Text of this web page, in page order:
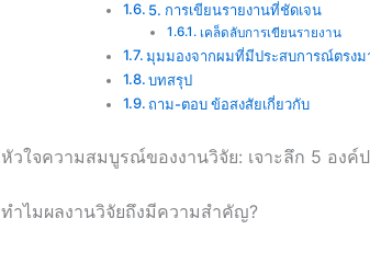
5. การเขียนรายงานที่ชัดเจน
เคล็ดลับการเขียนรายงาน
มุมมองจากผมที่มีประสบการณ์ตรงม
บทสรุป
ถาม-ตอบ ข้อสงสัยเกี่ยวกับ
หัวใจความสมบูรณ์ของงานวิจัย: เจาะลึก 5 อง
ทำไมผลงานวิจัยถึงมีความสำคัญ?